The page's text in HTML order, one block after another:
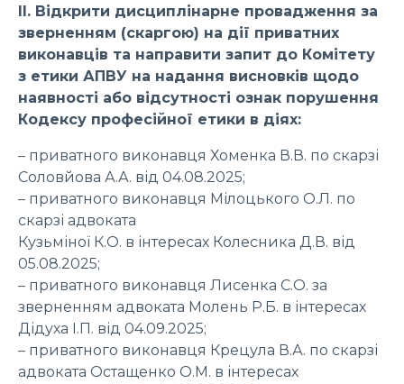
ІІ. Відкрити дисциплінарне провадження за
зверненням (скаргою) на дії приватних
виконавців та направити запит до Комітету
з етики АПВУ на надання висновків щодо
наявності або відсутності ознак порушення
Кодексу професійної етики в діях:
– приватного виконавця Хоменка В.В. по скарзі
Соловйова А.А. від 04.08.2025;
– приватного виконавця Мілоцького О.Л. по
скарзі адвоката
Кузьміної К.О. в інтересах Колесника Д.В. від
05.08.2025;
– приватного виконавця Лисенка С.О. за
зверненням адвоката Молень Р.Б. в інтересах
Дідуха І.П. від 04.09.2025;
– приватного виконавця Крецула В.А. по скарзі
адвоката Остащенко О.М. в інтересах